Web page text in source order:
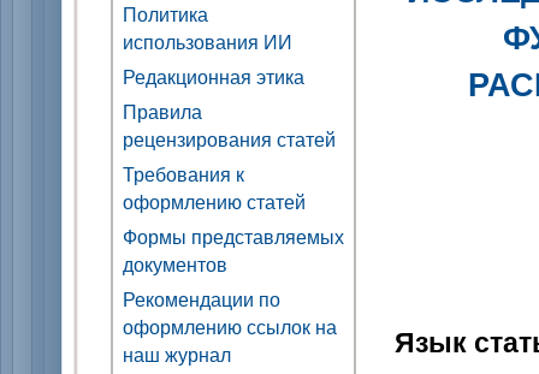
Политика
использования ИИ
Редакционная этика
Правила
рецензирования статей
Требования к
оформлению статей
Формы представляемых
документов
Рекомендации по
оформлению ссылок на
наш журнал
Язык